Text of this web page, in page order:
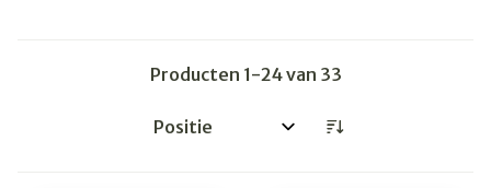
Producten 1-24van 33
Sorteer op: